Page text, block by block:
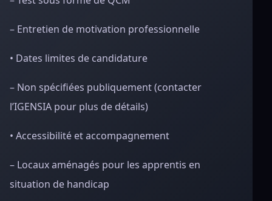
– Entretien de motivation professionnelle
• Dates limites de candidature
– Non spécifiées publiquement (contacter
l’IGENSIA pour plus de détails)
• Accessibilité et accompagnement
– Locaux aménagés pour les apprentis en
situation de handicap